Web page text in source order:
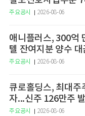
주요공시 2026-08-06
애니플러스, 300억
텔 잔여지분 양수 대
주요공시 2026-08-06
큐로홀딩스, 최대주
자...신주 126만주
주요공시 2026-08-06